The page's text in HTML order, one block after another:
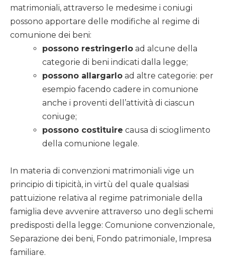
matrimoniali, attraverso le medesime i coniugi
possono apportare delle modifiche al regime di
comunione dei beni:
possono restringerlo ad alcune della
categorie di beni indicati dalla legge;
possono allargarlo ad altre categorie: per
esempio facendo cadere in comunione
anche i proventi dell’attività di ciascun
coniuge;
possono costituire causa di scioglimento
della comunione legale.
In materia di convenzioni matrimoniali vige un
principio di tipicità, in virtù del quale qualsiasi
pattuizione relativa al regime patrimoniale della
famiglia deve avvenire attraverso uno degli schemi
predisposti della legge: Comunione convenzionale,
Separazione dei beni, Fondo patrimoniale, Impresa
familiare.